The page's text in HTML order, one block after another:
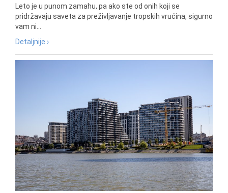
Leto je u punom zamahu, pa ako ste od onih koji se
pridržavaju saveta za preživljavanje tropskih vrućina, sigurno
vam ni...
Detaljnije ›